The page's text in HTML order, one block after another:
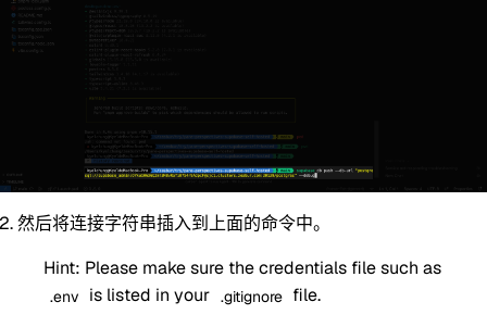
然后将连接字符串插入到上面的命令中。
Hint: Please make sure the credentials file such as
.env is listed in your .gitignore file.